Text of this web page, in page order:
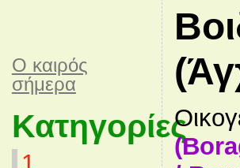
O καιρός
σήμερα
Κατηγορίες